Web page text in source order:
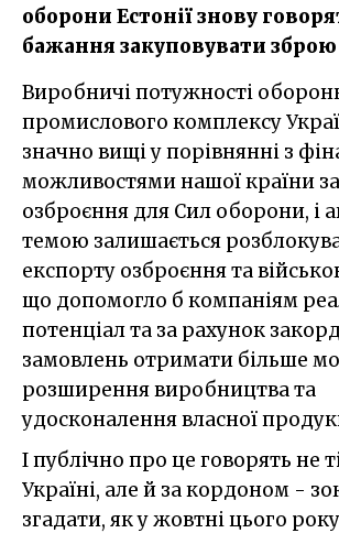
оборони Естонії знову
бажання закуповувати зброю
Виробничі потужності оборонно-
промислового комплексу
значно вищі у порівнянні з
можливостями нашої країни
озброєння для Сил оборони, і
темою залишається
експорту озброєння та
що допомогло б компаніям
потенціал та за рахунок
замовлень отримати більше
розширення виробництва та
удосконалення власної
І публічно про це говорять не
Україні, але й за кордоном -
згадати, як у жовтні цього